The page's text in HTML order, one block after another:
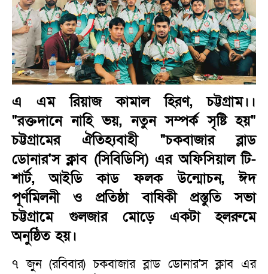
এ এম রিয়াজ কামাল হিরণ, চট্টগ্রাম।।
"রক্তদানে নাহি ভয়, নতুন সম্পর্ক সৃষ্টি হয়"
চট্টগ্রামের ঐতিহ্যবাহী "চকবাজার ব্লাড
ডোনার'স ক্লাব (সিবিডিসি) এর অফিসিয়াল টি-
শার্ট, আইডি কাড ফলক উন্মোচন, ঈদ
পূর্ণমিলনী ও প্রতিষ্ঠা বাষিকী প্রস্তুতি সভা
চট্টগ্রামে গুলজার মোড়ে একটা হলরুমে
অনুষ্ঠিত হয়।
৭ জুন (রবিবার) চকবাজার ব্লাড ডোনার'স ক্লাব এর